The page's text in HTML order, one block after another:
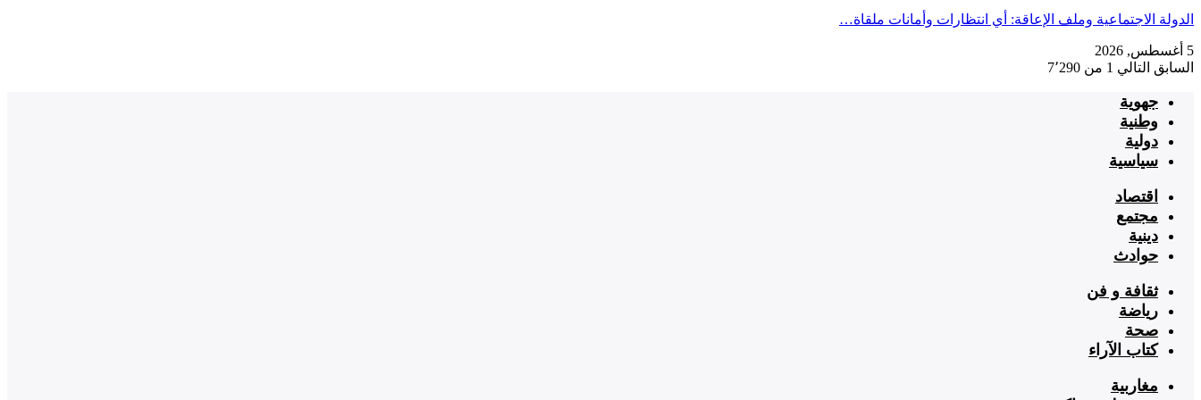
الدولة الاجتماعية وملف الإعاقة: أي انتظارات وأمانات ملقاة…
5 أغسطس, 2026
السابق التالي 1 من 7٬290
جهوية
وطنية
دولية
سياسية
اقتصاد
مجتمع
دينية
حوادث
ثقافة و فن
رياضة
صحة
كتاب الآراء
مغاربية